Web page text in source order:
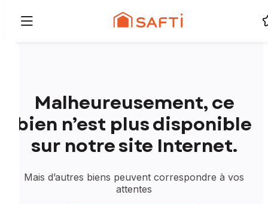
Malheureusement, ce
bien n’est plus disponible
sur notre site Internet.
Mais d’autres biens peuvent correspondre à vos
attentes